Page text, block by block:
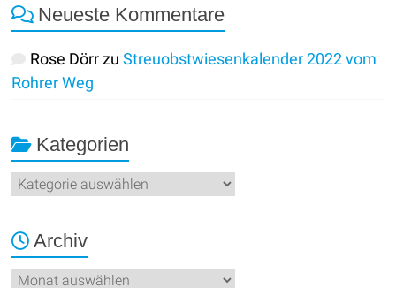
Neueste Kommentare
Rose DörrzuStreuobstwiesenkalender 2022 vom
Rohrer Weg
Kategorien
Kategorien
Archiv
Archiv